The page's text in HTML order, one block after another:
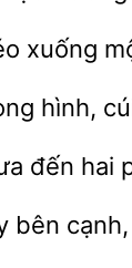
đến
bên